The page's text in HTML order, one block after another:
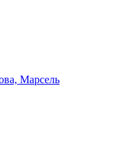
Марсель